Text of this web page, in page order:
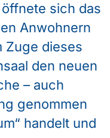
sich das
Anwohnern
Zuge dieses
den neuen
– auch
genommen
handelt und